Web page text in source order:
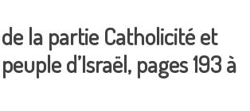
la partie Catholicité et
d’Israël, pages 193 à